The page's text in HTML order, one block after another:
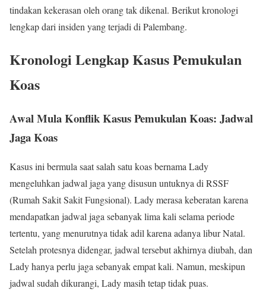
tindakan kekerasan oleh orang tak dikenal. Berikut kronologi
lengkap dari insiden yang terjadi di Palembang.
Kronologi Lengkap Kasus Pemukulan
Koas
Awal Mula Konflik Kasus Pemukulan Koas: Jadwal
Jaga Koas
Kasus ini bermula saat salah satu koas bernama Lady
mengeluhkan jadwal jaga yang disusun untuknya di RSSF
(Rumah Sakit Sakit Fungsional). Lady merasa keberatan karena
mendapatkan jadwal jaga sebanyak lima kali selama periode
tertentu, yang menurutnya tidak adil karena adanya libur Natal.
Setelah protesnya didengar, jadwal tersebut akhirnya diubah, dan
Lady hanya perlu jaga sebanyak empat kali. Namun, meskipun
jadwal sudah dikurangi, Lady masih tetap tidak puas.